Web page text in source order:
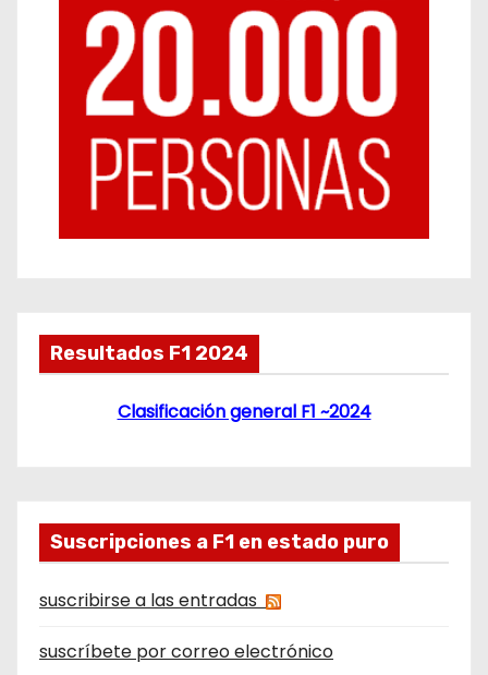
Resultados F1 2024
Clasificación general F1 ~2024
Suscripciones a F1 en estado puro
suscribirse a las entradas
suscríbete por correo electrónico